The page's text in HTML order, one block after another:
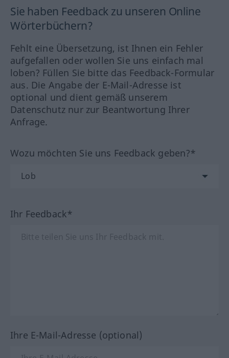
Sie haben Feedback zu unseren Online
Wörterbüchern?
Fehlt eine Übersetzung, ist Ihnen ein Fehler
aufgefallen oder wollen Sie uns einfach mal
loben? Füllen Sie bitte das Feedback-Formular
aus. Die Angabe der E-Mail-Adresse ist
optional und dient gemäß unserem
Datenschutz nur zur Beantwortung Ihrer
Anfrage.
Wozu möchten Sie uns Feedback geben?*
Ihr Feedback*
Ihre E-Mail-Adresse (optional)